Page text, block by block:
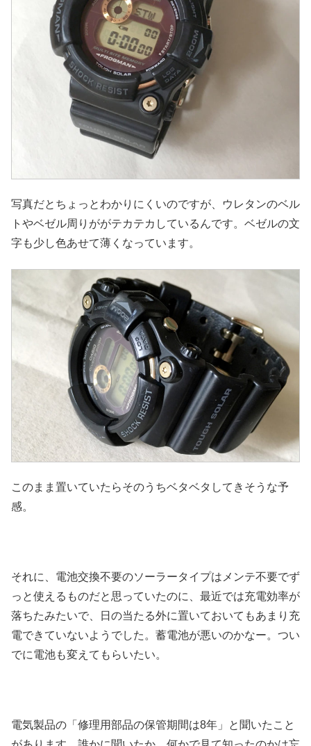
写真だとちょっとわかりにくいのですが、ウレタンのベル
トやベゼル周りががテカテカしているんです。ベゼルの文
字も少し色あせて薄くなっています。
このまま置いていたらそのうちベタベタしてきそうな予
感。
それに、電池交換不要のソーラータイプはメンテ不要でず
っと使えるものだと思っていたのに、最近では充電効率が
落ちたみたいで、日の当たる外に置いておいてもあまり充
電できていないようでした。蓄電池が悪いのかなー。つい
でに電池も変えてもらいたい。
電気製品の「修理用部品の保管期間は8年」と聞いたこと